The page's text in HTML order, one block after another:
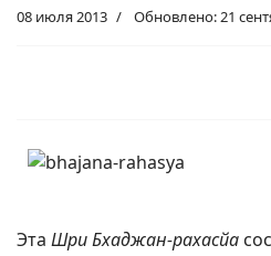
08 июля 2013 Обновлено: 21
Эта Шри Бхаджан-рахасйа